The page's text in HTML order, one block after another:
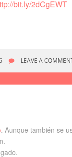
bit.ly/2dCgEWT
LEAVE A
. Aunque también se